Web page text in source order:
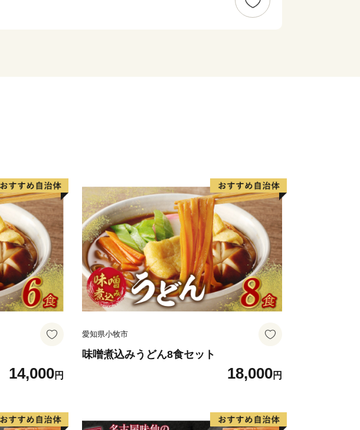
のある暮しを目指して、みなさんが住んでいて良かったと思
14,000円
愛知県小牧市
味噌煮込みうどん8食セット
18,000円